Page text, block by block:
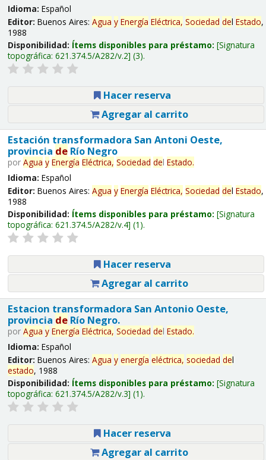
Idioma: Español
Editor: Buenos Aires: Agua y Energía Eléctrica, Sociedad del Estado,
1988
Disponibilidad: Ítems disponibles para préstamo: Signatura
topográfica: 621.374.5/A282/v.2 (3).
Hacer reserva
Agregar al carrito
Estación transformadora San Antoni Oeste,
provincia deRío Negro
por Agua y Energía Eléctrica, Sociedad del Estado.
Idioma: Español
Editor: Buenos Aires: Agua y Energía Eléctrica, Sociedad del Estado,
1988
Disponibilidad: Ítems disponibles para préstamo: Signatura
topográfica: 621.374.5/A282/v.4 (1).
Hacer reserva
Agregar al carrito
Estacion transformadora San Antonio Oeste,
provincia deRío Negro.
por Agua y Energía Eléctrica, Sociedad del Estado.
Idioma: Español
Editor: Buenos Aires: Agua y energía eléctrica, sociedad del
estado, 1988
Disponibilidad: Ítems disponibles para préstamo: Signatura
topográfica: 621.374.5/A282/v.3 (1).
Hacer reserva
Agregar al carrito